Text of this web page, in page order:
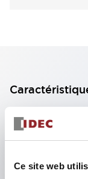
Ce site web
Bloc de
permettant